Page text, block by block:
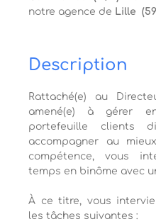
notre agence de Lille
Description
Rattaché(e) au
amené(e) à gérer
portefeuille clients
accompagner au
compétence, vous
temps en binôme avec
À ce titre, vous
les tâches suivantes :